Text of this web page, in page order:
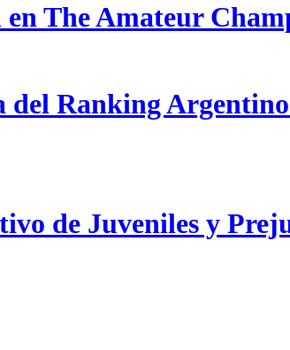
The Amateur
del Ranking
de Juveniles y